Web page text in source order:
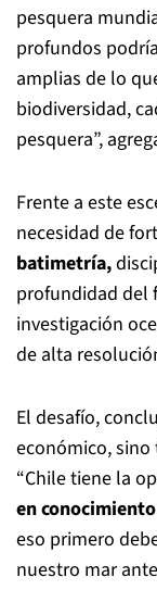
pesquera
profundos
amplias de lo
biodiversidad,
pesquera”,
Frente a este
necesidad de
batimetría,
profundidad del
investigación
de alta
El desafío,
económico,
“Chile tiene la
en
eso primero
nuestro mar